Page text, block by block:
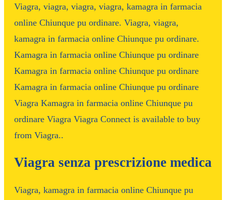
Viagra, viagra, viagra, viagra, kamagra in farmacia
online Chiunque pu ordinare. Viagra, viagra,
kamagra in farmacia online Chiunque pu ordinare.
Kamagra in farmacia online Chiunque pu ordinare
Kamagra in farmacia online Chiunque pu ordinare
Kamagra in farmacia online Chiunque pu ordinare
Viagra Kamagra in farmacia online Chiunque pu
ordinare Viagra Viagra Connect is available to buy
from Viagra..
Viagra senza prescrizione medica
Viagra, kamagra in farmacia online Chiunque pu